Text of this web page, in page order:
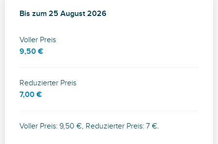
ab24 Juli 2026bis zum25 August 2026
Bis zum 25 August 2026
Voller Preis
9,50 €
Reduzierter Preis
7,00 €
Voller Preis: 9,50 €, Reduzierter Preis: 7 €.